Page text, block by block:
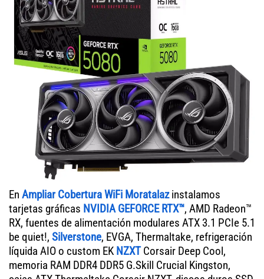
En Ampliar Cobertura WiFi Moratalazinstalamos
tarjetas gráficas NVIDIA GEFORCE RTX™, AMD Radeon™
RX, fuentes de alimentación modulares ATX 3.1 PCIe 5.1
be quiet!, Silverstone, EVGA, Thermaltake, refrigeración
líquida AIO o custom EK NZXTCorsair Deep Cool,
memoria RAM DDR4 DDR5 G.Skill Crucial Kingston,